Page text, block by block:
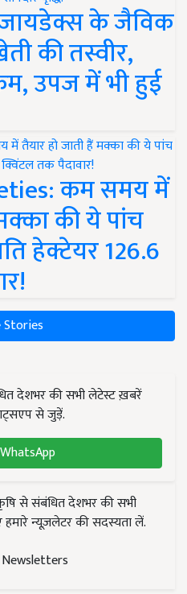
के जैविक
की तस्वीर,
उपज में भी हुई
कम समय में
की ये पांच
हेक्टेयर 126.6
देशभर की सभी लेटेस्ट ख़बरें
से जुड़ें.
से संबंधित देशभर की सभी
न्यूज़लेटर की सदस्यता लें.